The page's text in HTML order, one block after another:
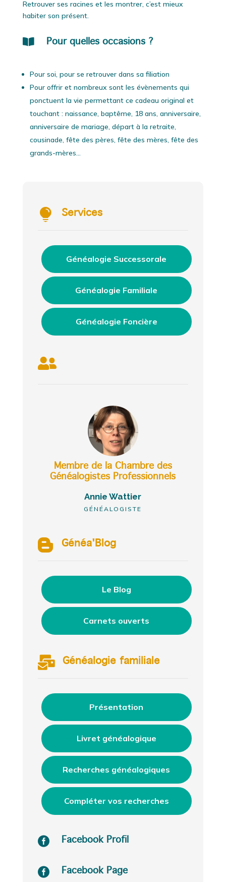
Retrouver ses racines et les montrer, c’est mieux
habiter son présent.
 Pour quelles occasions ?
Pour soi, pour se retrouver dans sa filiation
Pour offrir et nombreux sont les évènements qui
ponctuent la vie permettant ce cadeau original et
touchant : naissance, baptême, 18 ans, anniversaire,
anniversaire de mariage, départ à la retraite,
cousinade, fête des pères, fête des mères, fête des
grands-mères…
 Services
Généalogie Successorale
Généalogie Familiale
Généalogie Foncière

Membre de la Chambre des
Généalogistes Professionnels
Annie Wattier
GÉNÉALOGISTE
 Généa'Blog
Le Blog
Carnets ouverts
 Généalogie familiale
Présentation
Livret généalogique
Recherches généalogiques
Compléter vos recherches
 Facebook Profil
 Facebook Page